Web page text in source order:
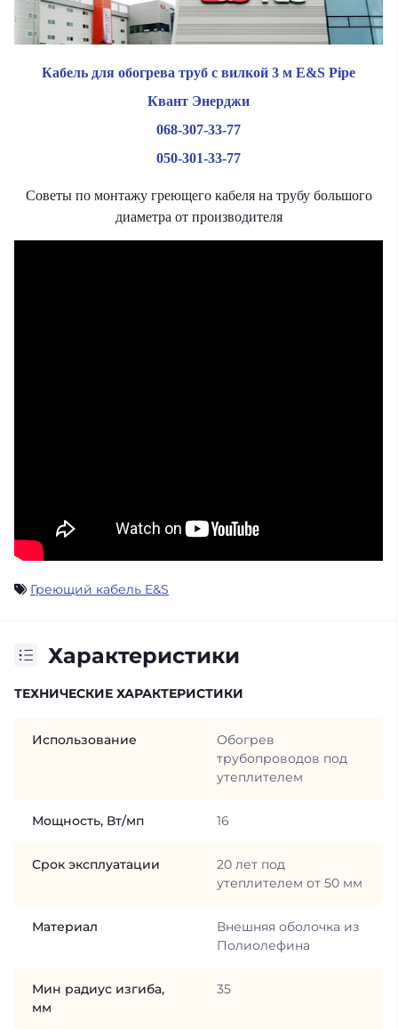
Кабель для обогрева труб с вилкой 3 м E&S Pipe
Квант Энерджи
068-307-33-77
050-301-33-77
Советы по монтажу греющего кабеля на трубу большого
диаметра от производителя
Греющий кабель E&S
Характеристики
ТЕХНИЧЕСКИЕ ХАРАКТЕРИСТИКИ
Использование
Обогрев
трубопроводов под
утеплителем
Мощность, Вт/мп 16
Срок эксплуатации
20 лет под
утеплителем от 50 мм
Материал
Внешняя оболочка из
Полиолефина
Мин радиус изгиба,
мм
35